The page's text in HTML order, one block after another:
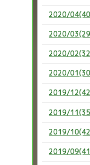
2020/
2020/
2020/
2020/
2019/
2019/
2019/
2019/